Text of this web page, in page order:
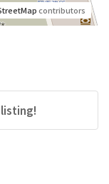
contributors